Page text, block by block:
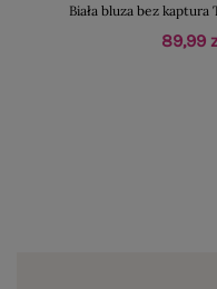
Biała bluza bez kaptura
89,99